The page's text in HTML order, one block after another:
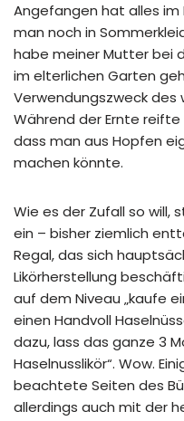
Angefangen hat alles im
man noch in
habe meiner Mutter bei
im elterlichen Garten
Verwendungszweck des
Während der Ernte
dass man aus Hopfen
machen könnte.
Wie es der Zufall so will,
ein – bisher ziemlich
Regal, das sich
Likörherstellung
auf dem Niveau „kaufe
einen Handvoll
dazu, lass das ganze 3
Haselnusslikör“. Wow.
beachtete Seiten des
allerdings auch mit der